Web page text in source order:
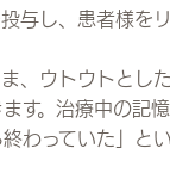
与し、患者様を
、ウトウトとし
す。治療中の記憶
わっていた」と